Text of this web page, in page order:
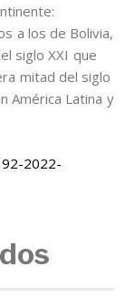
a los de Bolivia,
siglo XXI que
mitad del siglo
América Latina y
2022-